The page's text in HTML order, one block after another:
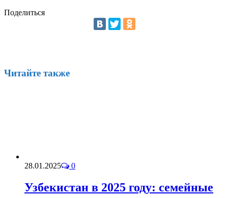
Поделиться
Читайте также
28.01.2025 0
Узбекистан в 2025 году: семейные